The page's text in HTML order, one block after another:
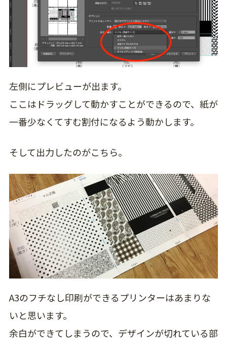
左側にプレビューが出ます。
ここはドラッグして動かすことができるので、紙が
一番少なくてすむ割付になるよう動かします。
そして出力したのがこちら。
A3のフチなし印刷ができるプリンターはあまりな
いと思います。
余白ができてしまうので、デザインが切れている部